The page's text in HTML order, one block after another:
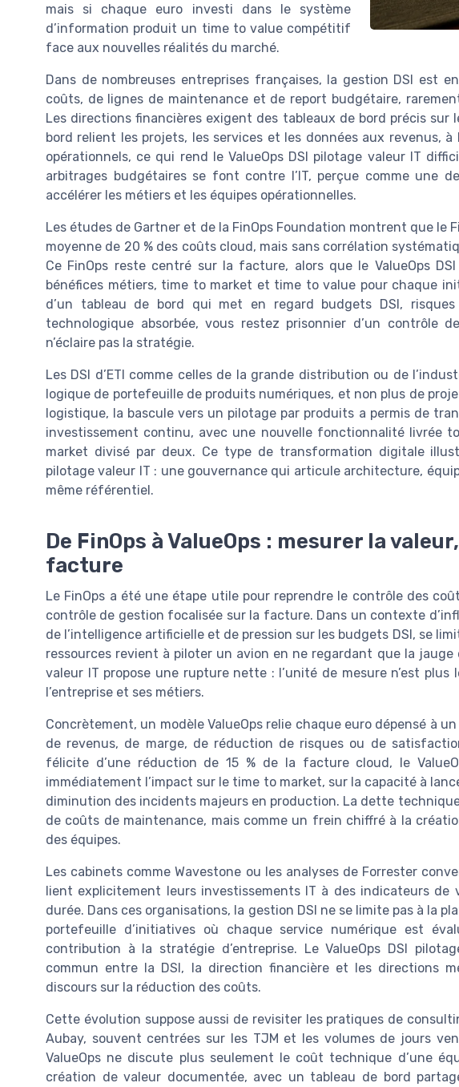
mais si chaque euro investi dans le système
d’information produit un time to value compétitif
face aux nouvelles réalités du marché.
Dans de nombreuses entreprises françaises, la gestion DSI est
coûts, de lignes de maintenance et de report budgétaire,
Les directions financières exigent des tableaux de bord précis sur
bord relient les projets, les services et les données aux revenus,
opérationnels, ce qui rend le ValueOps DSI pilotage valeur IT
arbitrages budgétaires se font contre l’IT, perçue comme une
accélérer les métiers et les équipes opérationnelles.
Les études de Gartner et de la FinOps Foundation montrent que le
moyenne de 20 % des coûts cloud, mais sans corrélation
Ce FinOps reste centré sur la facture, alors que le ValueOps
bénéfices métiers, time to market et time to value pour chaque
d’un tableau de bord qui met en regard budgets DSI,
technologique absorbée, vous restez prisonnier d’un contrôle
n’éclaire pas la stratégie.
Les DSI d’ETI comme celles de la grande distribution ou de
logique de portefeuille de produits numériques, et non plus de
logistique, la bascule vers un pilotage par produits a permis de
investissement continu, avec une nouvelle fonctionnalité livrée
market divisé par deux. Ce type de transformation digitale
pilotage valeur IT : une gouvernance qui articule architecture,
même référentiel.
De FinOps à ValueOps : mesurer la
facture
Le FinOps a été une étape utile pour reprendre le contrôle des
contrôle de gestion focalisée sur la facture. Dans un contexte
de l’intelligence artificielle et de pression sur les budgets DSI, se
ressources revient à piloter un avion en ne regardant que la jauge
valeur IT propose une rupture nette : l’unité de mesure n’est
l’entreprise et ses métiers.
Concrètement, un modèle ValueOps relie chaque euro dépensé à un
de revenus, de marge, de réduction de risques ou de
félicite d’une réduction de 15 % de la facture cloud, le
immédiatement l’impact sur le time to market, sur la capacité à
diminution des incidents majeurs en production. La dette
de coûts de maintenance, mais comme un frein chiffré à la
des équipes.
Les cabinets comme Wavestone ou les analyses de Forrester
lient explicitement leurs investissements IT à des indicateurs de
durée. Dans ces organisations, la gestion DSI ne se limite pas à la
portefeuille d’initiatives où chaque service numérique est
contribution à la stratégie d’entreprise. Le ValueOps DSI
commun entre la DSI, la direction financière et les directions
discours sur la réduction des coûts.
Cette évolution suppose aussi de revisiter les pratiques de
Aubay, souvent centrées sur les TJM et les volumes de jours
ValueOps ne discute plus seulement le coût technique d’une
création de valeur documentée, avec un tableau de bord